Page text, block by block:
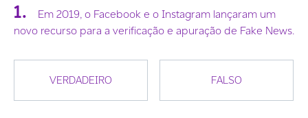
1.
Em 2019, o Facebook e o Instagram lançaram um
novo recurso para a verificação e apuração de Fake News.
VERDADEIRO FALSO